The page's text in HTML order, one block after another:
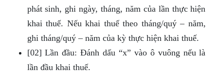
phát sinh, ghi ngày, tháng, năm của lần thực hiện
khai thuế. Nếu khai thuế theo tháng/quý – năm,
ghi tháng/quý – năm của kỳ thực hiện khai thuế.
[02] Lần đầu: Đánh dấu “x” vào ô vuông nếu là
lần đầu khai thuế.